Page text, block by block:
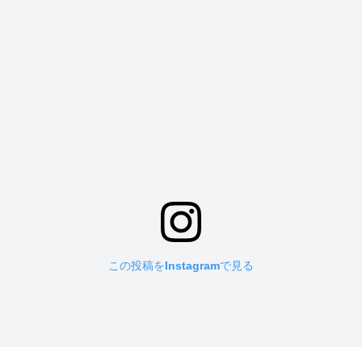
この投稿をInstagramで見る